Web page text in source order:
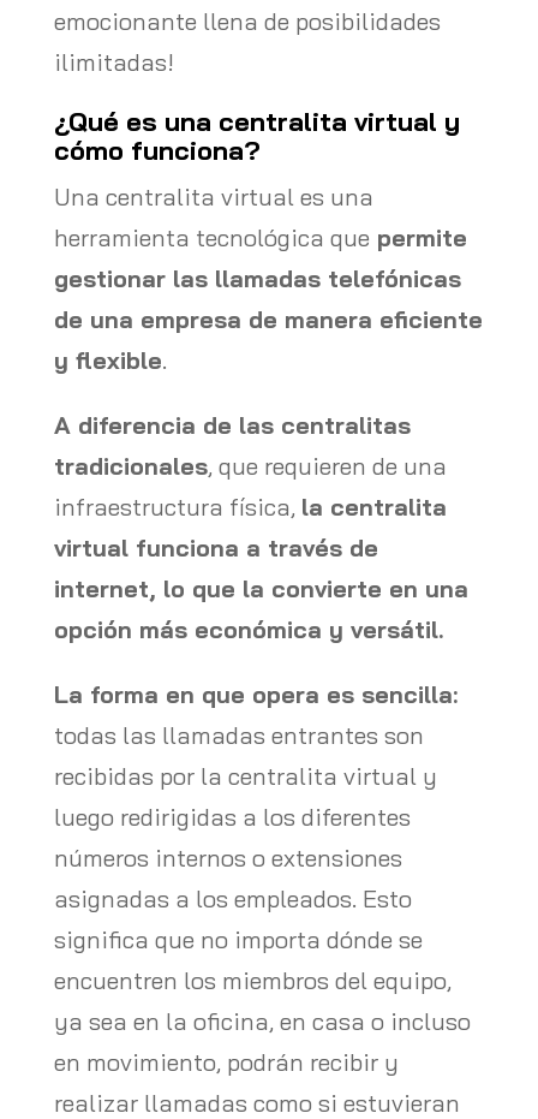
emocionante llena de posibilidades
ilimitadas!
¿Qué es una centralita virtual y
cómo funciona?
Una centralita virtual es una
herramienta tecnológica que permite
gestionar las llamadas telefónicas
de una empresa de manera eficiente
y flexible.
A diferencia de las centralitas
tradicionales, que requieren de una
infraestructura física, la centralita
virtual funciona a través de
internet, lo que la convierte en una
opción más económica y versátil.
La forma en que opera es sencilla:
todas las llamadas entrantes son
recibidas por la centralita virtual y
luego redirigidas a los diferentes
números internos o extensiones
asignadas a los empleados. Esto
significa que no importa dónde se
encuentren los miembros del equipo,
ya sea en la oficina, en casa o incluso
en movimiento, podrán recibir y
realizar llamadas como si estuvieran